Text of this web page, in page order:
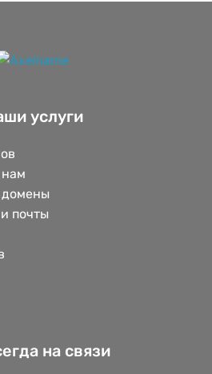
услуги
почты
на связи